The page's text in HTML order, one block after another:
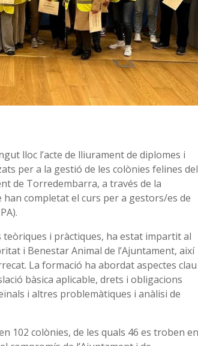
lloc l’acte de lliurament de diplomes i
per a la gestió de les colònies felines del
de Torredembarra, a través de la
completat el curs per a gestors/es de
teòriques i pràctiques, ha estat impartit al
i Benestar Animal de l’Ajuntament, així
La formació ha abordat aspectes clau
bàsica aplicable, drets i obligacions
i altres problemàtiques i anàlisi de
102 colònies, de les quals 46 es troben en